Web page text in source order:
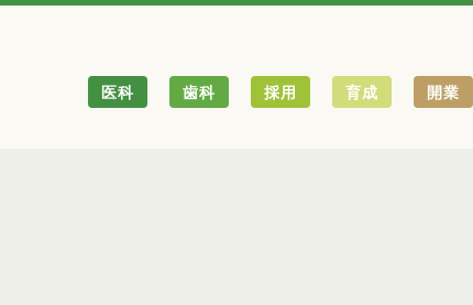
医科 歯科 採用 育成 開業